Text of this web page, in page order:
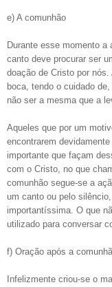
e) A comunhão
Durante esse momento
canto deve procurar ser
doação de Cristo por
boca, tendo o cuidado
não ser a mesma que a
Aqueles que por um
encontrarem
importante que façam
com o Cristo, no que
comunhão segue-se a
um canto ou pelo
importantíssima. O que
utilizado para conversar
f) Oração após a
Infelizmente criou-se o